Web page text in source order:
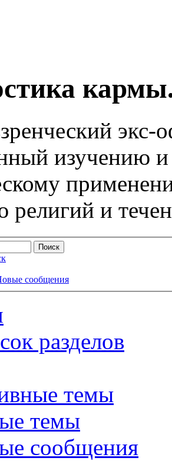
изучению
религий и
сообщения
разделов
темы
темы
сообщения